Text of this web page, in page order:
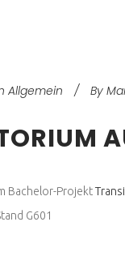
Allgemein By
Bachelor-Projekt
G601